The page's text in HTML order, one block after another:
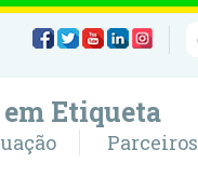
Etiqueta
Parceiros